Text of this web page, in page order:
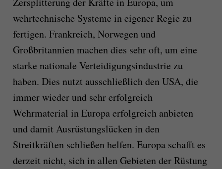
wehrtechnische Systeme in eigener Regie zu
fertigen. Frankreich, Norwegen und
Großbritannien machen dies sehr oft, um eine
starke nationale Verteidigungsindustrie zu
haben. Dies nutzt ausschließlich den USA, die
immer wieder und sehr erfolgreich
Wehrmaterial in Europa erfolgreich anbieten
und damit Ausrüstungslücken in den
Streitkräften schließen helfen. Europa schafft es
derzeit nicht, sich in allen Gebieten der Rüstung